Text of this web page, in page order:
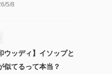
5/8
ウッディ】イソップと
似てるって本当？